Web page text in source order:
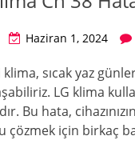
Haziran 1, 2024
klima, sıcak yaz
LG klima
Bu hata,
çözmek için birkaç